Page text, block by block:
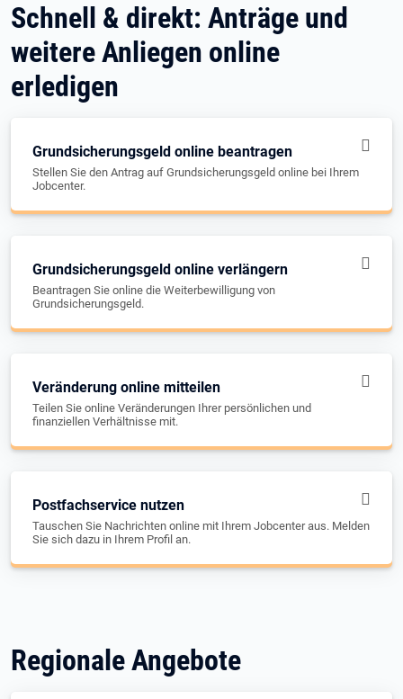
Schnell & direkt: Anträge und
weitere Anliegen online
erledigen
Grundsicherungsgeld online beantragen
Stellen Sie den Antrag auf Grundsicherungsgeld online bei Ihrem
Jobcenter.
Grundsicherungsgeld online verlängern
Beantragen Sie online die Weiterbewilligung von
Grundsicherungsgeld.
Veränderung online mitteilen
Teilen Sie online Veränderungen Ihrer persönlichen und
finanziellen Verhältnisse mit.
Postfachservice nutzen
Tauschen Sie Nachrichten online mit Ihrem Jobcenter aus. Melden
Sie sich dazu in Ihrem Profil an.
Regionale Angebote